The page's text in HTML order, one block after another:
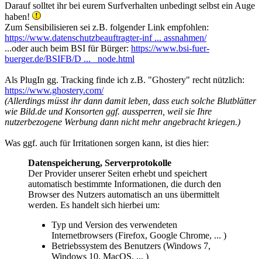
Darauf solltet ihr bei eurem Surfverhalten unbedingt selbst ein Auge
haben!
Zum Sensibilisieren sei z.B. folgender Link empfohlen:
https://www.datenschutzbeauftragter-inf ... assnahmen/
...oder auch beim BSI für Bürger: https://www.bsi-fuer-
buerger.de/BSIFB/D ... _node.html
Als PlugIn gg. Tracking finde ich z.B. "Ghostery" recht nützlich:
https://www.ghostery.com/
(Allerdings müsst ihr dann damit leben, dass euch solche Blutblätter
wie Bild.de und Konsorten ggf. aussperren, weil sie Ihre
nutzerbezogene Werbung dann nicht mehr angebracht kriegen.)
Was ggf. auch für Irritationen sorgen kann, ist dies hier:
Datenspeicherung, Serverprotokolle
Der Provider unserer Seiten erhebt und speichert
automatisch bestimmte Informationen, die durch den
Browser des Nutzers automatisch an uns übermittelt
werden. Es handelt sich hierbei um:
Typ und Version des verwendeten
Internetbrowsers (Firefox, Google Chrome, ... )
Betriebssystem des Benutzers (Windows 7,
Windows 10, MacOS, ... )